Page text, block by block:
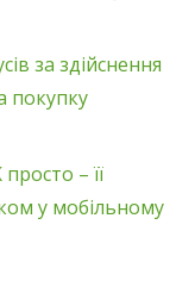
за здійснення
покупку
– її
у мобільному